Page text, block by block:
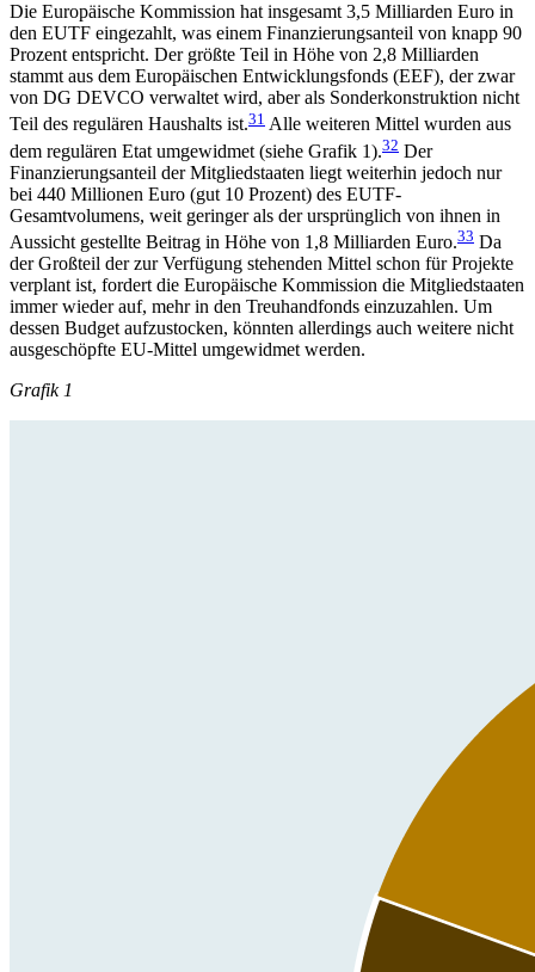
Die Europäische Kommission hat insgesamt 3,5 Milliarden Euro in
den EUTF eingezahlt, was einem Finanzierungsanteil von knapp 90
Prozent entspricht. Der größte Teil in Höhe von 2,8 Milliarden
stammt aus dem Europäischen Entwicklungsfonds (EEF), der zwar
von DG DEVCO verwaltet wird, aber als Sonder­konstruktion nicht
Teil des regulären Haushalts ist.31 Alle weiteren Mittel wurden aus
dem regulären Etat umgewidmet (siehe Grafik 1).32 Der
Finanzierungs­anteil der Mitgliedstaaten liegt weiterhin jedoch nur
bei 440 Millionen Euro (gut 10 Prozent) des EUTF-
Gesamtvolumens, weit geringer als der ursprünglich von ihnen in
Aussicht gestellte Beitrag in Höhe von 1,8 Milliarden Euro.33 Da
der Großteil der zur Verfügung stehenden Mittel schon für Projekte
ver­plant ist, fordert die Europäische Kommission die Mitgliedstaaten
immer wieder auf, mehr in den Treu­handfonds einzuzahlen. Um
dessen Budget aufzu­stocken, könnten allerdings auch weitere nicht
aus­geschöpfte EU-Mittel umgewidmet werden.
Grafik 1